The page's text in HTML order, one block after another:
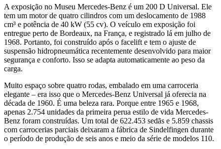
A exposição no Museu Mercedes-Benz é um 200 D Universal. Ele
tem um motor de quatro cilindros com um deslocamento de 1988
cm³ e potência de 40 kW (55 cv). O veículo em exposição foi
entregue perto de Bordeaux, na França, e registrado lá em julho de
1968. Portanto, foi construído após o facelift e tem o ajuste de
suspensão hidropneumática recentemente desenvolvido para maior
segurança e conforto. Isso se adapta automaticamente ao peso da
carga.
Muito espaço sobre quatro rodas, embalado em uma carroceria
elegante – era isso que o Mercedes-Benz Universal já oferecia na
década de 1960. É uma beleza rara. Porque entre 1965 e 1968,
apenas 2.754 unidades da primeira perua estilo de vida Mercedes-
Benz foram construídas. Um total de 622.453 sedãs e 5.859 chassis
com carrocerias parciais deixaram a fábrica de Sindelfingen durante
o período de produção de seis anos e meio da série de modelos 110.